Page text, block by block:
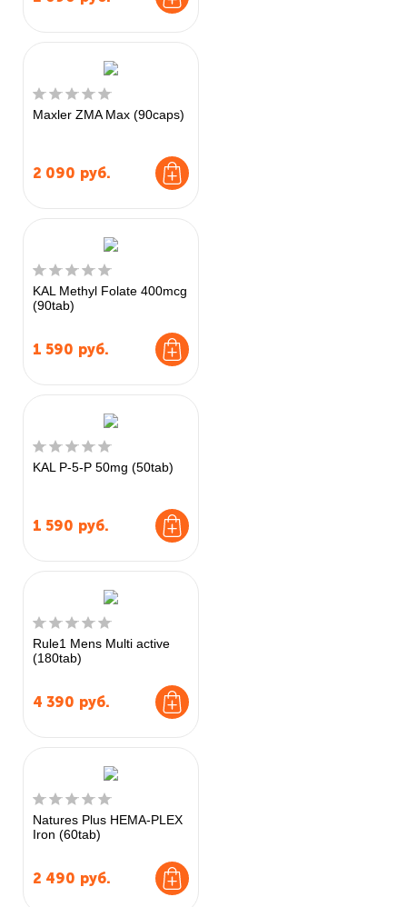
Maxler ZMA Max (90caps)
2 090 руб.
KAL Methyl Folate 400mcg
(90tab)
1 590 руб.
KAL P-5-P 50mg (50tab)
1 590 руб.
Rule1 Mens Multi active
(180tab)
4 390 руб.
Natures Plus HEMA-PLEX
Iron (60tab)
2 490 руб.